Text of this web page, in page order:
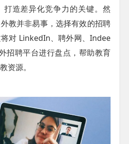
打造差异化竞争力的关键。然
教并非易事，选择有效的招聘
对 LinkedIn、聘外网、Indee
招聘平台进行盘点，帮助教育
资源。